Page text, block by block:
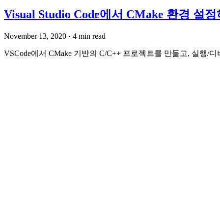
Visual Studio Code에서 CMake 환경 설정
November 13, 2020 · 4 min read
VSCode에서 CMake 기반의 C/C++ 프로젝트를 만들고, 실행/